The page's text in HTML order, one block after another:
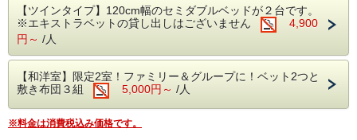
■大浴場■
世界遺産富士山の麓、静岡県富士宮市で営業
湯』
バリエーション豊富な湯船やサウナを愉しめ
る温泉のテーマパーク！
※ホテルの客室にバスルームはございませ
※夜間の安全の為、サウナは24:00、露天風呂は25:00で閉
鎖いたします
ご当地グルメの「富士宮やきそば」や和洋中のバリエーショ
ン豊富なお料理やおつまみやスイーツをご賞味ください
自社製造のクラフトビールや富士宮の地酒等も好評です
※ラストオーダー／21:30
■朝食■
【ツインタイプ】120cm幅のセミダブルベッドが２台です。
※エキストラベットの貸し出しはございません
4,900
円～ /人
【和洋室】限定2室！ファミリー＆グループに！ベット2つと
敷き布団３組
5,000円～ /人
※料金は消費税込み価格です。